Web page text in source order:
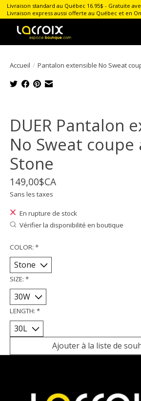
Livraison standard au Québec 16.95$ - Gratuite
Livraison express aussi offerte au Québec et en
Accueil / Pantalon extensible No Sweat
DUER Pantalon
No Sweat coupe
Stone
149,00$CA
Sans les taxes
En rupture de stock
Vérifier la disponibilité en boutique
COLOR: *
SIZE: *
LENGTH: *
Ajouter à la liste de